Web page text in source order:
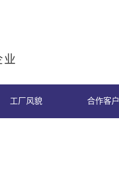
业
工厂风貌 合作客户